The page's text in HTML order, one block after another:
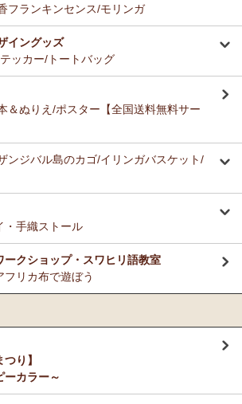
フランキンセンス/モリンガ
イングッズ
ッカー/トートバッグ
＆ぬりえ/ポスター【全国送料無料サー
ンジバル島のカゴ/イリンガバスケット/
・手織ストール
ークショップ・スワヒリ語教室
リカ布で遊ぼう
り】
ーカラー～